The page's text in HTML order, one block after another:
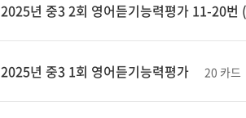
2025년 중3 2회 영어듣기능력평가 11-20번
2025년 중3 1회 영어듣기능력평가 20 카드